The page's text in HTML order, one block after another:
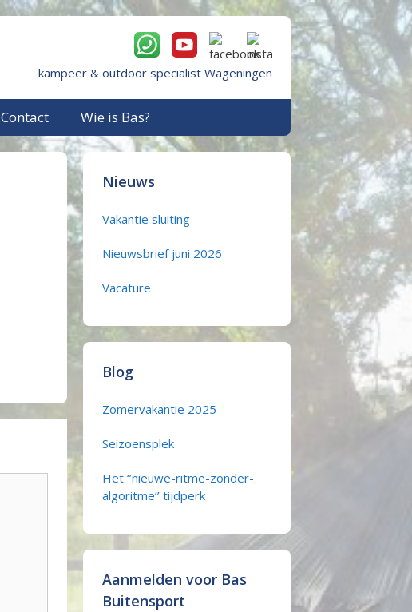
kampeer & outdoor specialist Wageningen
Contact Wie is Bas?
Nieuws
Vakantie sluiting
Nieuwsbrief juni 2026
Vacature
Blog
Zomervakantie 2025
Seizoensplek
Het ‘’nieuwe-ritme-zonder-
algoritme’’ tijdperk
Aanmelden voor Bas
Buitensport